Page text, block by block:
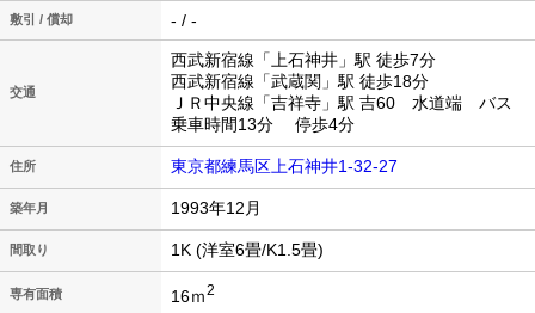
敷引 / 償却 - / -
交通
西武新宿線「上石神井」駅 徒歩7分
西武新宿線「武蔵関」駅 徒歩18分
ＪＲ中央線「吉祥寺」駅 吉60 水道端 バス
乗車時間13分 停歩4分
住所 東京都練馬区上石神井1-32-27
築年月 1993年12月
間取り 1K (洋室6畳/K1.5畳)
専有面積 16ｍ2